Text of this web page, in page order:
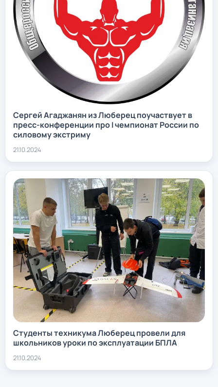
Сергей Агаджанян из Люберец поучаствует в
пресс-конференции про I чемпионат России по
силовому экстриму
21.10.2024
Студенты техникума Люберец провели для
школьников уроки по эксплуатации БПЛА
21.10.2024